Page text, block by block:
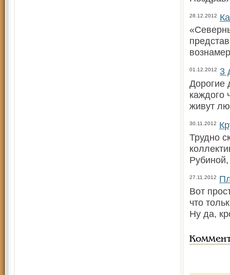
28.12.2012
01.12.2012
3
Дорогие
каждого
живут
30.11.2012
Трудно
27.11.2012
Вот
что
Ну да,